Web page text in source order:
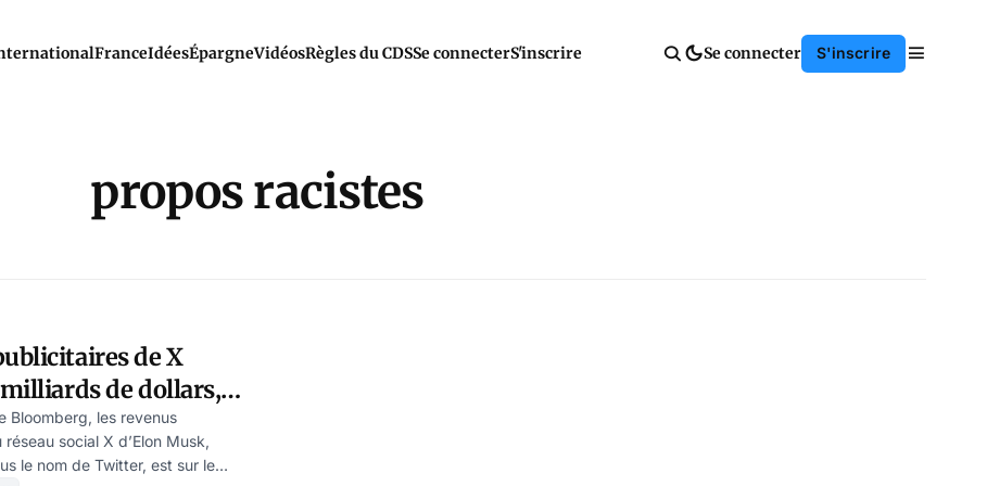
FranceIdéesÉpargneVidéosRègles du CDSSe connecterS'inscrire Se connecter S'inscrire
propos racistes
de X
de dollars,
Bloomberg, les revenus
social X d’Elon Musk,
le nom de Twitter, est sur le